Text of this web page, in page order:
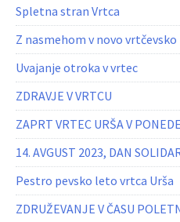
Spletna stran Vrtca
Z nasmehom v novo
Uvajanje otroka v vrtec
ZDRAVJE V VRTCU
ZAPRT VRTEC URŠA V
14. AVGUST 2023, DAN
Pestro pevsko leto vrtca Urša
ZDRUŽEVANJE V ČASU